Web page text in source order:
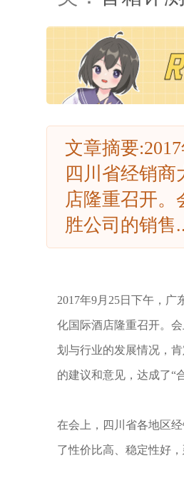
文章摘要
四川省经销
店隆重召开。
胜公司的销售
2017年9月25日下午，
化国际酒店隆重召开。
划与行业的发展情况，
的建议和意见，达成了“
在会上，四川省各地区
了性价比高、稳定性好